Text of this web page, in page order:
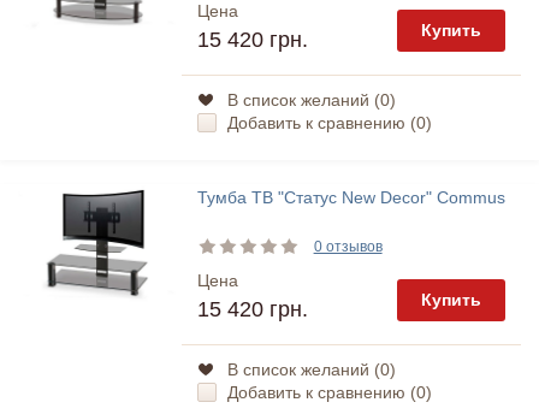
Цена
15 420 грн. Купить
В список желаний (0)
Добавить к сравнению (0)
Тумба ТВ "Статус New Decor" Commus
0 отзывов
Цена
15 420 грн. Купить
В список желаний (0)
Добавить к сравнению (0)